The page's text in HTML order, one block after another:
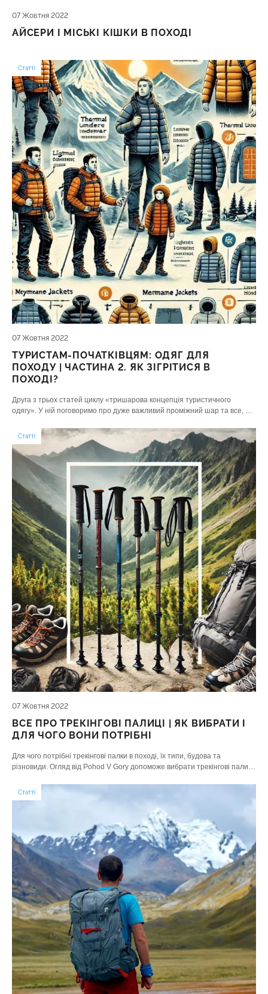
07 Жовтня 2022
АЙСЕРИ І МІСЬКІ КІШКИ В ПОХОДІ
Статті
07 Жовтня 2022
ТУРИСТАМ-ПОЧАТКІВЦЯМ: ОДЯГ ДЛЯ
ПОХОДУ | ЧАСТИНА 2. ЯК ЗІГРІТИСЯ В
ПОХОДІ?
Друга з трьох статей циклу «тришарова концепція туристичного
одягу». У ній поговоримо про дуже важливий проміжний шар та все, що
принципи підбору.
Статті
07 Жовтня 2022
ВСЕ ПРО ТРЕКІНГОВІ ПАЛИЦІ | ЯК ВИБРАТИ І
ДЛЯ ЧОГО ВОНИ ПОТРІБНІ
Для чого потрібні трекінгові палки в поході, їх типи, будова та
різновиди. Огляд від Pohod V Gory допоможе вибрати трекінгові палиці
Статті